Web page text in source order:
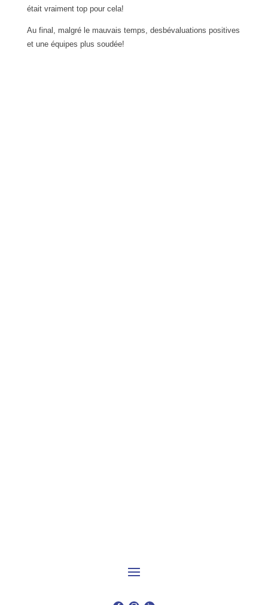
était vraiment top pour cela!
Au final, malgré le mauvais temps, desbévaluations positives
et une équipes plus soudée!